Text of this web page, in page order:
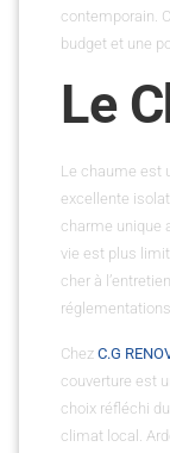
contemporain.
budget et une
Le
Le chaume est
excellente
charme unique
vie est plus
cher à
Chez C.G
couverture est
choix réfléchi
climat local.